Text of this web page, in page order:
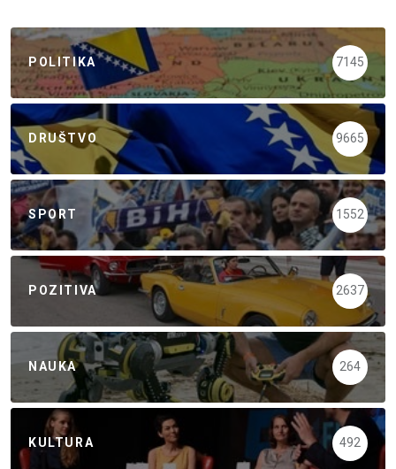
POLITIKA 7145
DRUŠTVO 9665
SPORT 1552
POZITIVA 2637
NAUKA 264
KULTURA 492